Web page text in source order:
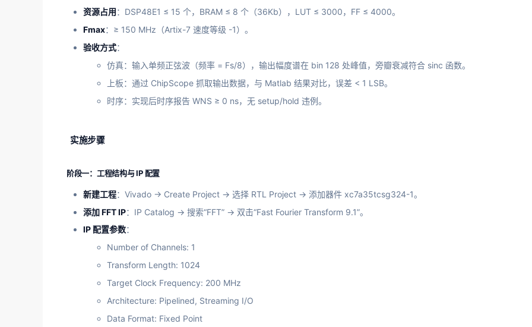
资源占用：DSP48E1 ≤ 15 个，BRAM ≤ 8 个（36Kb），LUT ≤ 3000，FF ≤ 4000。
Fmax：≥ 150 MHz（Artix-7 速度等级 -1）。
验收方式：
仿真：输入单频正弦波（频率 = Fs/8），输出幅度谱在 bin 128 处峰值，旁瓣衰减符合 sinc 函数。
上板：通过 ChipScope 抓取输出数据，与 Matlab 结果对比，误差 < 1 LSB。
时序：实现后时序报告 WNS ≥ 0 ns，无 setup/hold 违例。
实施步骤
阶段一：工程结构与 IP 配置
新建工程：Vivado → Create Project → 选择 RTL Project → 添加器件 xc7a35tcsg324-1。
添加 FFT IP：IP Catalog → 搜索“FFT” → 双击“Fast Fourier Transform 9.1”。
IP 配置参数：
Number of Channels: 1
Transform Length: 1024
Target Clock Frequency: 200 MHz
Architecture: Pipelined, Streaming I/O
Data Format: Fixed Point